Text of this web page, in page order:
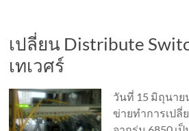
เปลี่ยน Distribute
เทเวศร์
วันที่ 15 มิถุนาย
ข่ายทำการเปลี่